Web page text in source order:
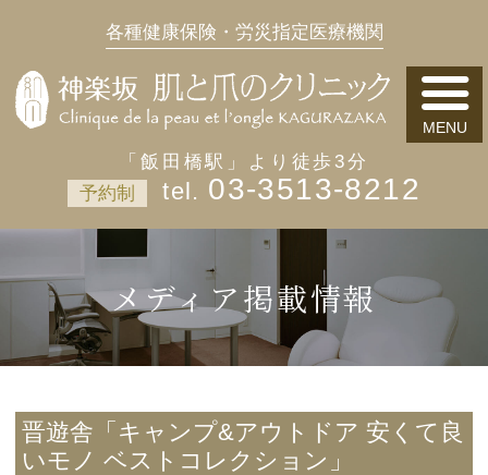
各種健康保険・労災指定医療機関
「飯田橋駅」より徒歩3分
予約制
03-3513-8212
メディア掲載情報
晋遊舎「キャンプ&アウトドア 安くて良
いモノ ベストコレクション」